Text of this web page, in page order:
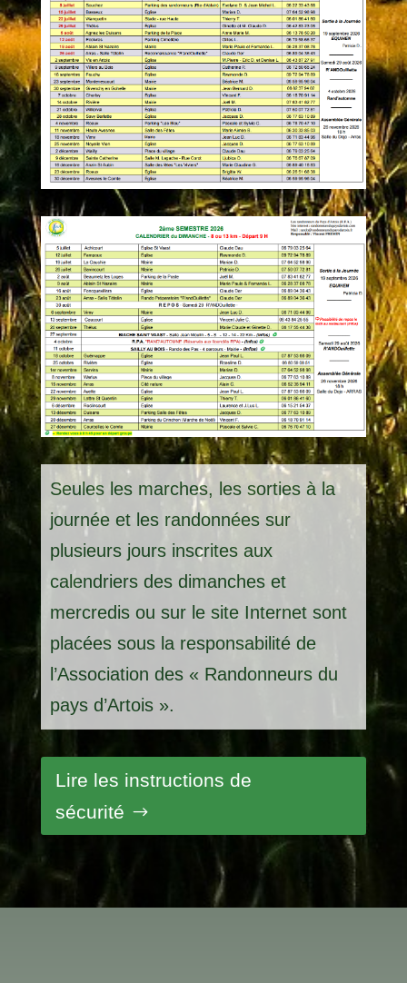
Seules les marches, les sorties à la
journée et les randonnées sur
plusieurs jours inscrites aux
calendriers des dimanches et
mercredis ou sur le site Internet sont
placées sous la responsabilité de
l’Association des « Randonneurs du
pays d’Artois ».
Lire les instructions de
sécurité